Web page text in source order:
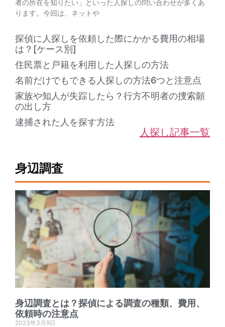
者の所在を知りたい」といった人探しの問い合わせが多くあ
ります。今回は、ネットや
探偵に人探しを依頼した際にかかる費用の相場
は？[ケース別]
住民票と戸籍を利用した人探しの方法
名前だけでもできる人探しの方法6つと注意点
家族や知人が失踪したら？行方不明者の捜索願
の出し方
逮捕された人を探す方法
人探し記事一覧
身辺調査
身辺調査とは？探偵による調査の種類、費用、
依頼時の注意点
2023年3月9日